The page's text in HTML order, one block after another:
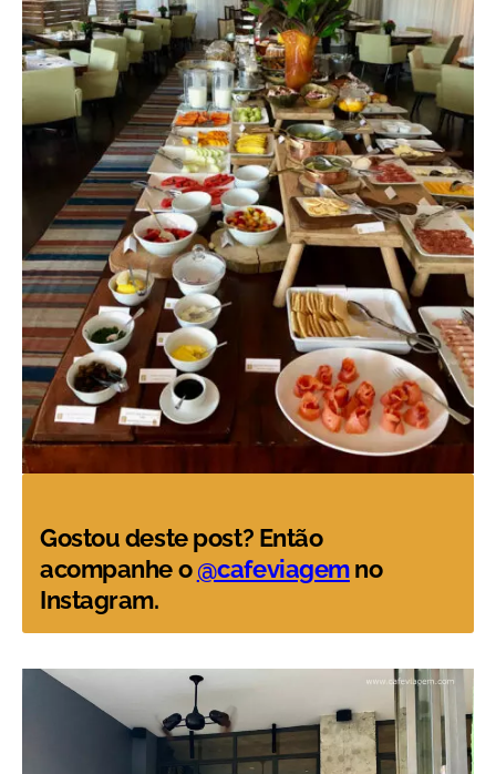
Gostou deste post? Então
acompanhe o@cafeviagemno
Instagram.